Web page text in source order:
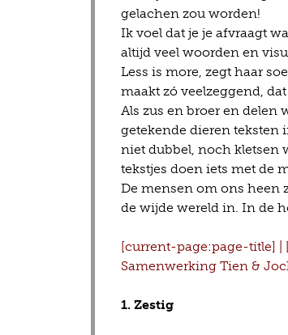
gelachen zou worden!
Ik voel dat je je afvraagt
altijd veel woorden en
Less is more, zegt haar
maakt zó veelzeggend,
Als zus en broer en delen
getekende dieren teksten
niet dubbel, noch kletsen
tekstjes doen iets met de
De mensen om ons heen
de wijde wereld in. In de
[current-page:page-title] |
Samenwerking Tien &
1. Zestig